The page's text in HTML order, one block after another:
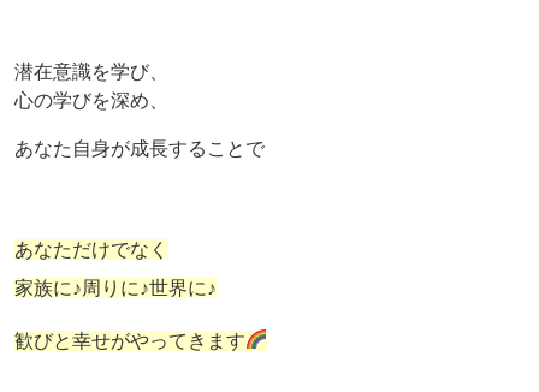
潜在意識を学び、
心の学びを深め、
あなた自身が成長することで
あなただけでなく
家族に♪周りに♪世界に♪
歓びと幸せがやってきます